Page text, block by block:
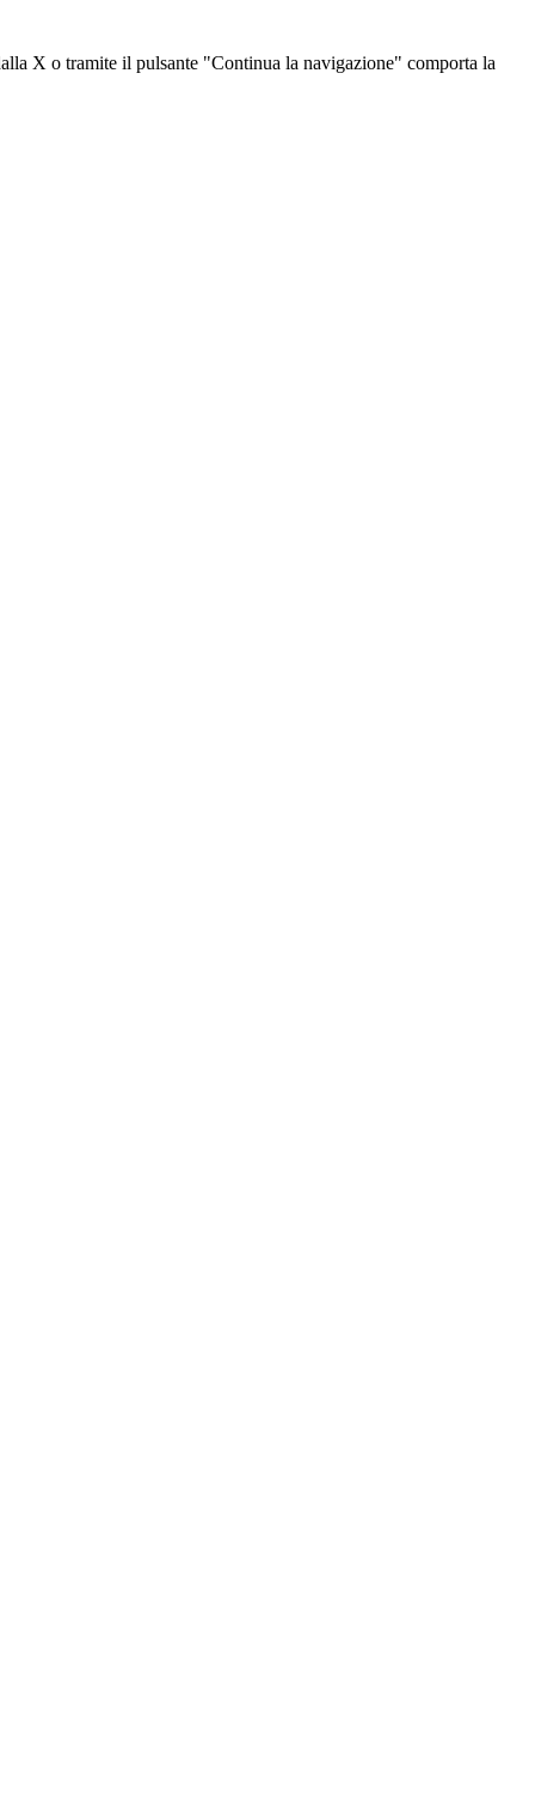
X o tramite il pulsante "Continua la navigazione" comporta la